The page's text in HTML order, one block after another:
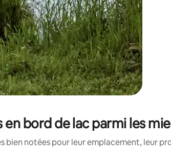
bord de lac parmi les
bien notées pour leur emplacement, leur